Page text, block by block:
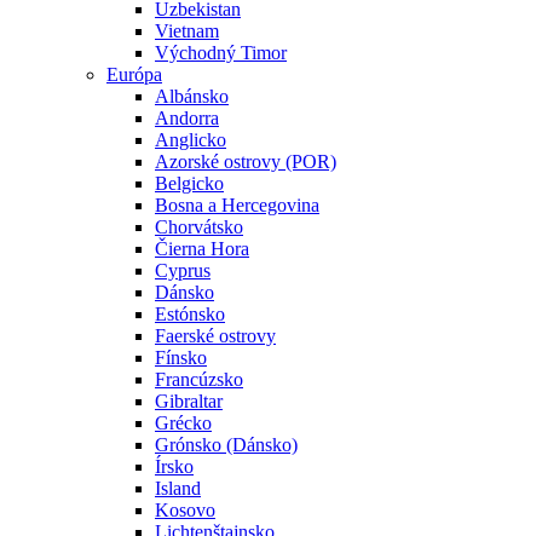
Uzbekistan
Vietnam
Východný Timor
Európa
Albánsko
Andorra
Anglicko
Azorské ostrovy (POR)
Belgicko
Bosna a Hercegovina
Chorvátsko
Čierna Hora
Cyprus
Dánsko
Estónsko
Faerské ostrovy
Fínsko
Francúzsko
Gibraltar
Grécko
Grónsko (Dánsko)
Írsko
Island
Kosovo
Lichtenštajnsko